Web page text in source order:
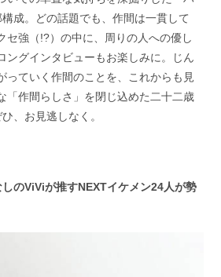
成。どの話題でも、作間は一貫して
セ強（!?）の中に、周りの人への優し
ングインタビューもお楽しみに。じん
っていく作間のことを、これからも見
「作間らしさ」を閉じ込めた二十二歳
、お見逃しなく。
のViViが推すNEXTイケメン24人が勢